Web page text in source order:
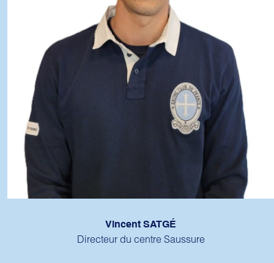
Vincent SATGÉ
Directeur du centre Saussure